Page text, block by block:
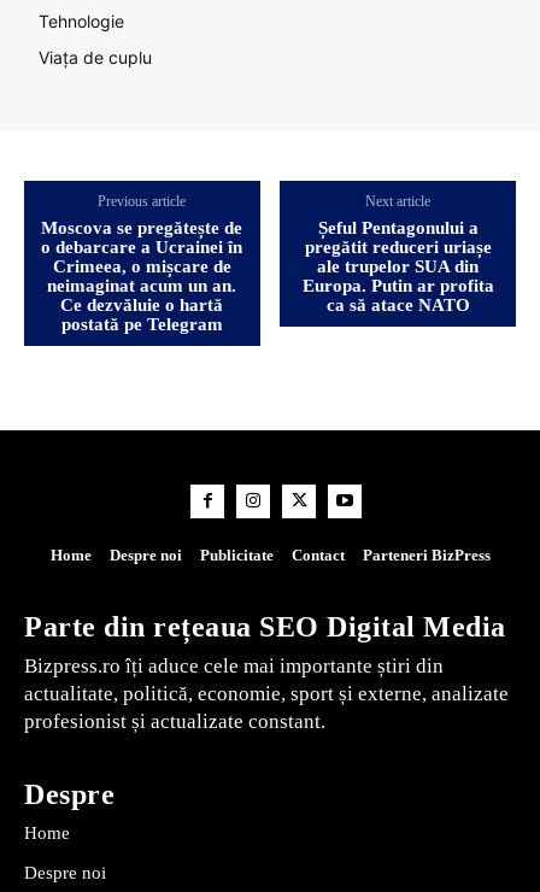
Tehnologie
Viața de cuplu
Previous article
Moscova se pregătește de
o debarcare a Ucrainei în
Crimeea, o mișcare de
neimaginat acum un an.
Ce dezvăluie o hartă
postată pe Telegram
Next article
Șeful Pentagonului a
pregătit reduceri uriașe
ale trupelor SUA din
Europa. Putin ar profita
ca să atace NATO
Home Despre noi Publicitate Contact Parteneri BizPress
Parte din rețeaua SEO Digital Media
Bizpress.ro îți aduce cele mai importante știri din
actualitate, politică, economie, sport și externe, analizate
profesionist și actualizate constant.
Despre
Home
Despre noi